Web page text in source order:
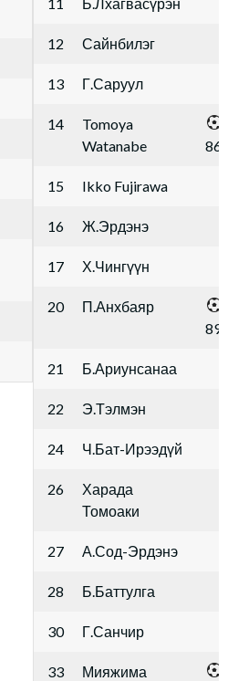
12 Сайнбилэг
13 Г.Саруул
14
Tomoya
Watanabe
86'
15 Ikko Fujirawa
16 Ж.Эрдэнэ
17 Х.Чингүүн
20
П.Анхбаяр
89'
21 Б.Ариунсанаа
22 Э.Тэлмэн
24 Ч.Бат-Ирээдүй
26
Харада
Томоаки
27 А.Сод-Эрдэнэ
28 Б.Баттулга
30 Г.Санчир
33
Мияжима